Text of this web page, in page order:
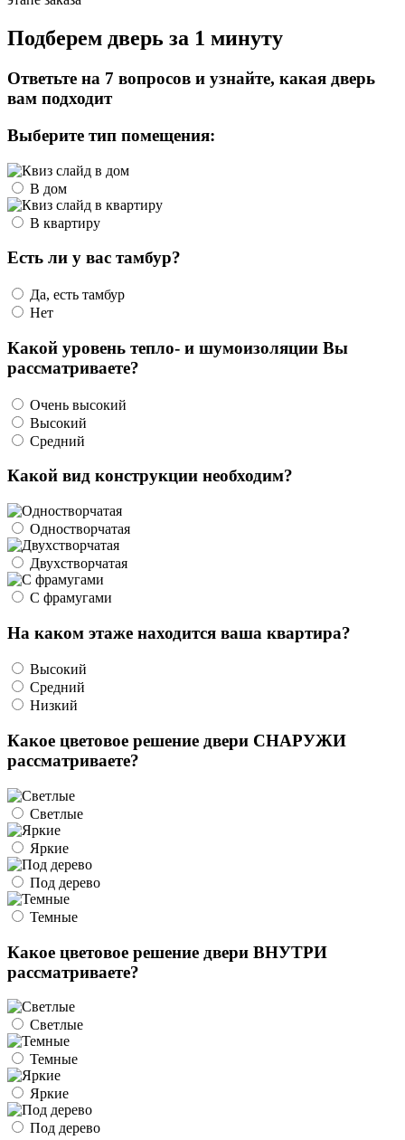
Подберем дверь за 1 минуту
Ответьте на 7 вопросов и узнайте, какая дверь
вам подходит
Выберите тип помещения:
В дом
В квартиру
Есть ли у вас тамбур?
Да, есть тамбур
Нет
Какой уровень тепло- и шумоизоляции Вы
рассматриваете?
Очень высокий
Высокий
Средний
Какой вид конструкции необходим?
Одностворчатая
Двухстворчатая
С фрамугами
На каком этаже находится ваша квартира?
Высокий
Средний
Низкий
Какое цветовое решение двери СНАРУЖИ
рассматриваете?
Светлые
Яркие
Под дерево
Темные
Какое цветовое решение двери ВНУТРИ
рассматриваете?
Светлые
Темные
Яркие
Под дерево